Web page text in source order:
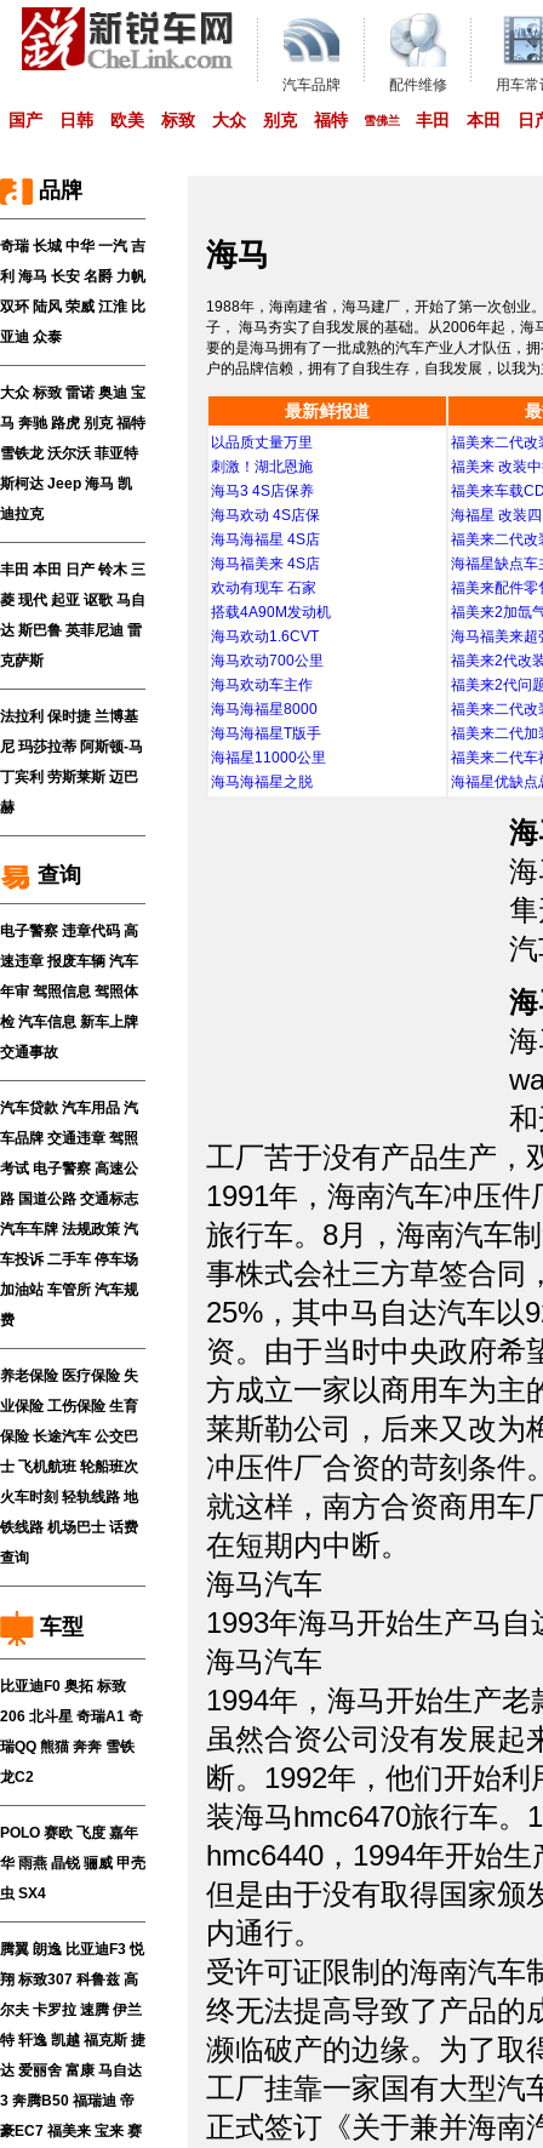
汽车品牌 配件维修 用车常
国产 日韩 欧美 标致 大众 别克 福特 雪佛兰 丰田 本田 日
品牌
奇瑞 长城 中华 一汽 吉
利 海马 长安 名爵 力帆
双环 陆风 荣威 江淮 比
亚迪 众泰
大众 标致 雷诺 奥迪 宝
马 奔驰 路虎 别克 福特
雪铁龙 沃尔沃 菲亚特
斯柯达 Jeep 海马 凯
迪拉克
丰田 本田 日产 铃木 三
菱 现代 起亚 讴歌 马自
达 斯巴鲁 英菲尼迪 雷
克萨斯
法拉利 保时捷 兰博基
尼 玛莎拉蒂 阿斯顿-马
丁宾利 劳斯莱斯 迈巴
赫
查询
电子警察 违章代码 高
速违章 报废车辆 汽车
年审 驾照信息 驾照体
检 汽车信息 新车上牌
交通事故
汽车贷款 汽车用品 汽
车品牌 交通违章 驾照
考试 电子警察 高速公
路 国道公路 交通标志
汽车车牌 法规政策 汽
车投诉 二手车 停车场
加油站 车管所 汽车规
费
养老保险 医疗保险 失
业保险 工伤保险 生育
保险 长途汽车 公交巴
士 飞机航班 轮船班次
火车时刻 轻轨线路 地
铁线路 机场巴士 话费
查询
车型
比亚迪F0 奥拓 标致
206 北斗星 奇瑞A1 奇
瑞QQ 熊猫 奔奔 雪铁
龙C2
POLO 赛欧 飞度 嘉年
华 雨燕 晶锐 骊威 甲壳
虫 SX4
腾翼 朗逸 比亚迪F3 悦
翔 标致307 科鲁兹 高
尔夫 卡罗拉 速腾 伊兰
特 轩逸 凯越 福克斯 捷
达 爱丽舍 富康 马自达
3 奔腾B50 福瑞迪 帝
豪EC7 福美来 宝来 赛
海马
1988年，海南建省，海马建厂，开始了第一次创业
子， 海马夯实了自我发展的基础。从2006年起，
要的是海马拥有了一批成熟的汽车产业人才队伍，
户的品牌信赖，拥有了自我生存，自我发展，以我
最新鲜报道
以品质丈量万里
刺激！湖北恩施
海马3 4S店保养
海马欢动 4S店保
海马海福星 4S店
海马福美来 4S店
欢动有现车 石家
搭载4A90M发动机
海马欢动1.6CVT
海马欢动700公里
海马欢动车主作
海马海福星8000
海马海福星T版手
海福星11000公里
海马海福星之脱
福美来二代改
福美来 改装
福美来车载
海福星 改装
福美来二代改
海福星缺点车
福美来配件零
福美来2加氙
海马福美来超
福美来2代改
福美来2代问
福美来二代改
福美来二代加
福美来二代车
海福星优缺点
工厂苦于没有产品生产，
1991年，海南汽车冲压
旅行车。8月，海南汽车
事株式会社三方草签合同
25%，其中马自达汽车以
资。由于当时中央政府希
方成立一家以商用车为主
莱斯勒公司，后来又改为
冲压件厂合资的苛刻条件
就这样，南方合资商用车
在短期内中断。
海马汽车
1993年海马开始生产
海马汽车
1994年，海马开始生
虽然合资公司没有发展起
断。1992年，他们开始
装海马hmc6470旅行车。
hmc6440，1994年开始
但是由于没有取得国家颁
内通行。
受许可证限制的海南汽车
终无法提高导致了产品的
濒临破产的边缘。为了取
工厂挂靠一家国有大型汽
正式签订《关于兼并海南